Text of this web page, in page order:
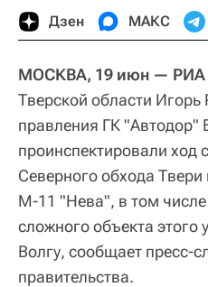
Дзен МАКС
МОСКВА, 19 июн — РИА
Тверской области Игорь
правления ГК "Автодор"
проинспектировали ход
Северного обхода Твери
М-11 "Нева", в том числе
сложного объекта этого
Волгу, сообщает пресс-
правительства.